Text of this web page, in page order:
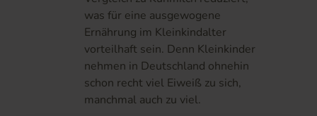
was für eine ausgewogene
Ernährung im Kleinkindalter
vorteilhaft sein. Denn Kleinkinder
nehmen in Deutschland ohnehin
schon recht viel Eiweiß zu sich,
manchmal auch zu viel.